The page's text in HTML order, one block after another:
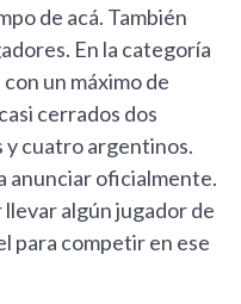
de acá. También
En la categoría
un máximo de
cerrados dos
y cuatro argentinos.
anunciar oficialmente.
algún jugador de
para competir en ese